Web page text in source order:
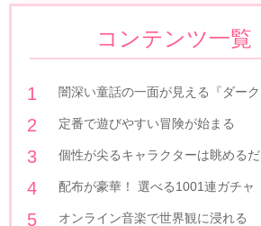
コンテンツ一覧
闇深い童話の一面が見える『ダーク
定番で遊びやすい冒険が始まる
個性が尖るキャラクターは眺める
配布が豪華！ 選べる1001連ガチャ
オンライン音楽で世界観に浸れる